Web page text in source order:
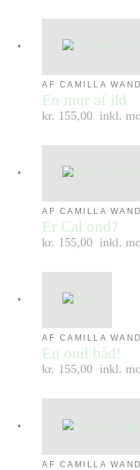
AF CAMILLA
En mur af ild
kr. 155,00 inkl.
AF CAMILLA
Er Cal ond?
kr. 155,00 inkl.
AF CAMILLA
En ond båd!
kr. 155,00 inkl.
AF CAMILLA